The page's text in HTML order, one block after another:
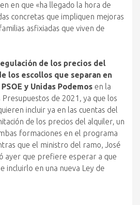
en que «ha llegado la hora de
concretas que impliquen mejoras
asfixiadas que viven de
de los precios del
los escollos que separan en
y Unidas Podemos en la
Presupuestos de 2021, ya que los
incluir ya en las cuentas del
de los precios del alquiler, un
formaciones en el programa
que el ministro del ramo, José
ayer que prefiere esperar a que
incluirlo en una nueva Ley de